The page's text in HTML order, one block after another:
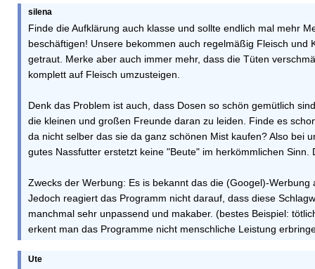
silena
Finde die Aufklärung auch klasse und sollte endlich mal mehr
beschäftigen! Unsere bekommen auch regelmäßig Fleisch
getraut. Merke aber auch immer mehr, dass die Tüten
komplett auf Fleisch umzusteigen.
Denk das Problem ist auch, dass Dosen so schön gemütlich
die kleinen und großen Freunde daran zu leiden. Finde es
da nicht selber das sie da ganz schönen Mist kaufen? Also bei
gutes Nassfutter erstetzt keine "Beute" im herkömmlichen
Zwecks der Werbung: Es is bekannt das die (Googel)-
Jedoch reagiert das Programm nicht darauf, dass diese
manchmal sehr unpassend und makaber. (bestes Beispiel:
erkent man das Programme nicht menschliche Leistung
Ute